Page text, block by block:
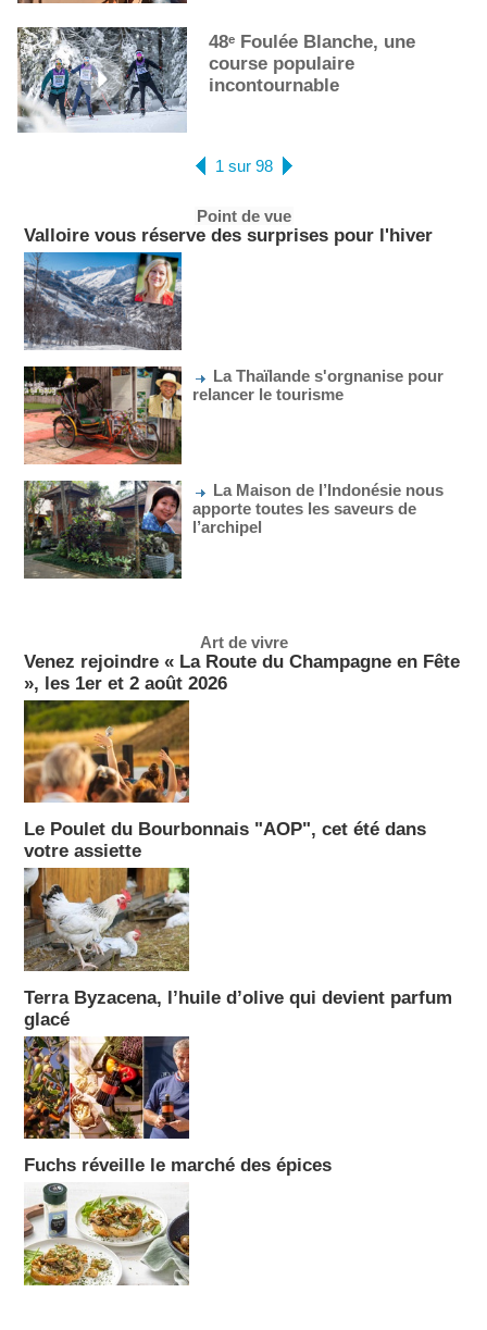
48ᵉ Foulée Blanche, une
course populaire
incontournable
1 sur 98
Point de vue
Valloire vous réserve des surprises pour l'hiver
La Thaïlande s'orgnanise pour
relancer le tourisme
La Maison de l’Indonésie nous
apporte toutes les saveurs de
l’archipel
Art de vivre
Venez rejoindre « La Route du Champagne en Fête
», les 1er et 2 août 2026
Le Poulet du Bourbonnais "AOP", cet été dans
votre assiette
Terra Byzacena, l’huile d’olive qui devient parfum
glacé
Fuchs réveille le marché des épices